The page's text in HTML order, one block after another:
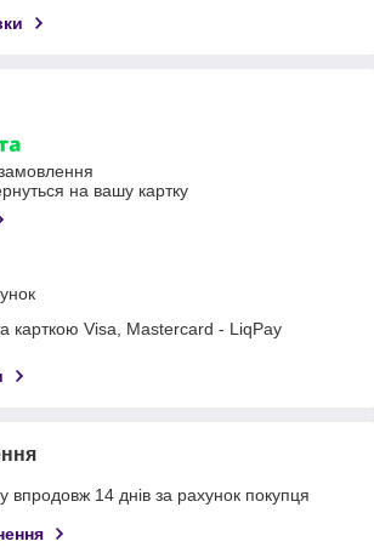
на вашу картку
карткою Visa, Mastercard - LiqPay
впродовж 14 днів за рахунок покупця